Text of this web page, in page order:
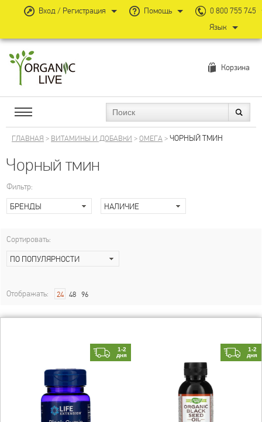
Корзина
ГЛАВНАЯ > ВИТАМИНЫ И ДОБАВКИ >ОМЕГА>ЧОРНЫЙ ТМИН
Чорный тмин
Фильтр:
БРЕНДЫ
НАЛИЧИЕ
Сортировать:
ПО ПОПУЛЯРНОСТИ
Отображать: 24 48 96
1-2
дня
1-2
дня
Вход / Регистрация Помощь
0 800 755 745
Язык